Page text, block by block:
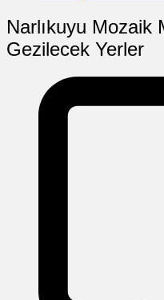
Narlıkuyu Mozaik
Gezilecek Yerler